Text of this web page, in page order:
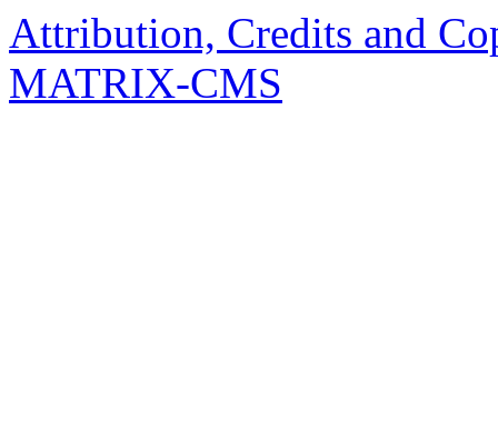
Attribution, Credits and
MATRIX-CMS